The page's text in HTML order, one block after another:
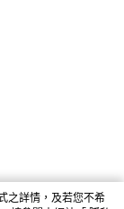
之詳情，及若您不希